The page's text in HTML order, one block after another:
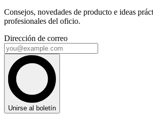
Consejos, novedades de producto e ideas
profesionales del oficio.
Dirección de correo
Unirse al boletín